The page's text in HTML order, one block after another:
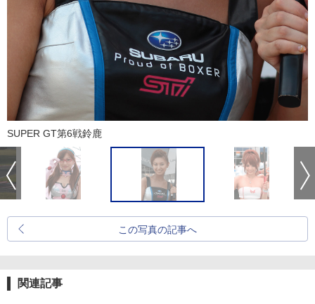
SUPER GT第6戦鈴鹿
この写真の記事へ
関連記事